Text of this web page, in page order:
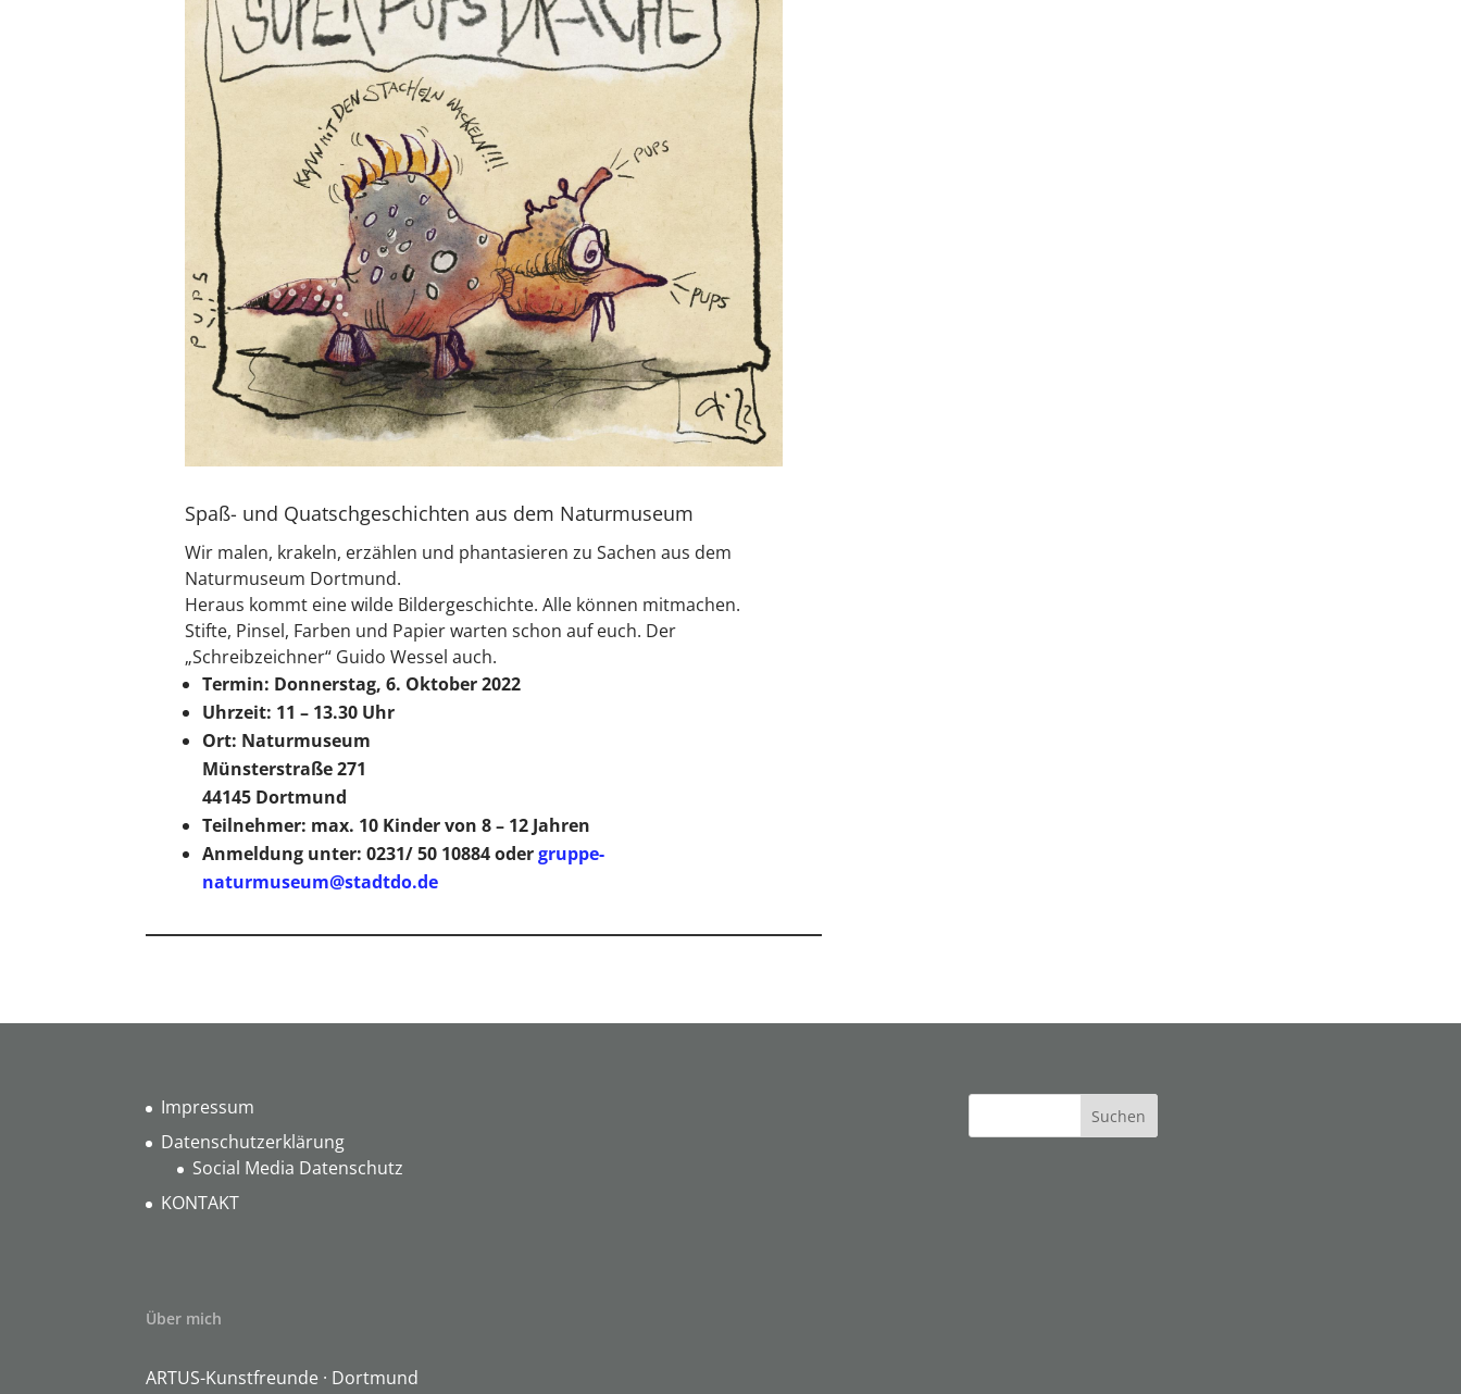
Spaß- und Quatschgeschichten aus dem Naturmuseum
Wir malen, krakeln, erzählen und phantasieren zu Sachen aus dem
Naturmuseum Dortmund.
Heraus kommt eine wilde Bildergeschichte. Alle können mitmachen.
Stifte, Pinsel, Farben und Papier warten schon auf euch. Der
„Schreibzeichner“ Guido Wessel auch.
Termin: Donnerstag, 6. Oktober 2022
Uhrzeit: 11 – 13.30 Uhr
Ort: Naturmuseum
Münsterstraße 271
44145 Dortmund
Teilnehmer: max. 10 Kinder von 8 – 12 Jahren
Anmeldung unter: 0231/ 50 10884 odergruppe-
naturmuseum@stadtdo.de
Impressum
Datenschutzerklärung
Social Media Datenschutz
KONTAKT
Über mich
ARTUS-Kunstfreunde · Dortmund